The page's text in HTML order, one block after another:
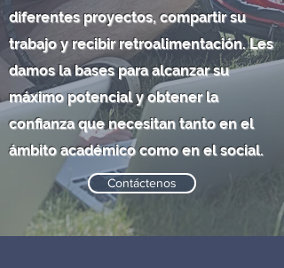
diferentes proyectos, compartir su
trabajo y recibir retroalimentación. Les
damos la bases para alcanzar su
máximo potencial y obtener la
confianza que necesitan tanto en el
ámbito académico como en el social.
Contáctenos